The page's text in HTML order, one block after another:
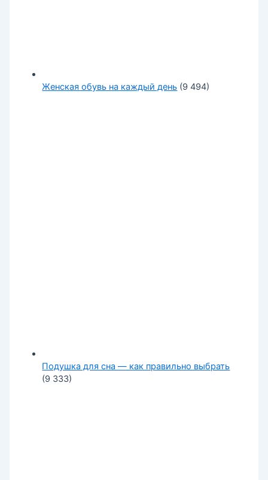
Женская обувь на каждый день (9 494)
Подушка для сна — как правильно выбрать
(9 333)